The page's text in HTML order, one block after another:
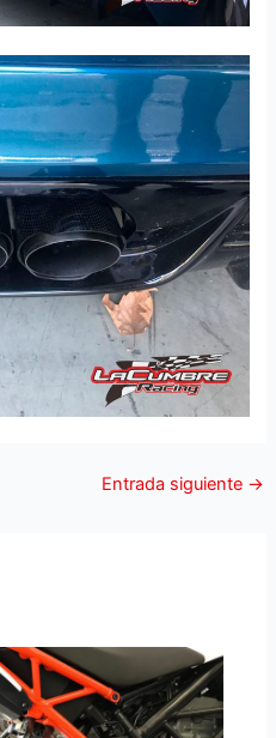
Entrada siguiente →